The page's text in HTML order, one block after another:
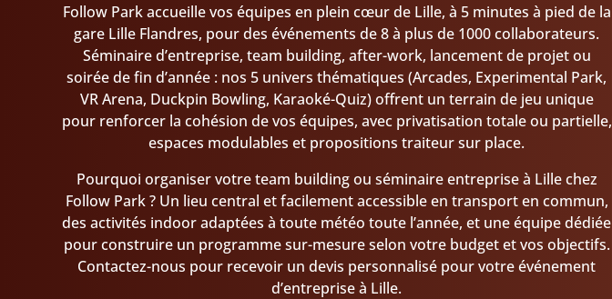
Follow Park accueille vos équipes en plein cœur de Lille, à 5 minutes à pied de la
gare Lille Flandres, pour des événements de 8 à plus de 1000 collaborateurs.
Séminaire d’entreprise, team building, after-work, lancement de projet ou
soirée de fin d’année : nos 5 univers thématiques (Arcades, Experimental Park,
VR Arena, Duckpin Bowling, Karaoké-Quiz) offrent un terrain de jeu unique
pour renforcer la cohésion de vos équipes, avec privatisation totale ou partielle,
espaces modulables et propositions traiteur sur place.
Pourquoi organiser votre team building ou séminaire entreprise à Lille chez
Follow Park ? Un lieu central et facilement accessible en transport en commun,
des activités indoor adaptées à toute météo toute l’année, et une équipe dédiée
pour construire un programme sur-mesure selon votre budget et vos objectifs.
Contactez-nous pour recevoir un devis personnalisé pour votre événement
d’entreprise à Lille.